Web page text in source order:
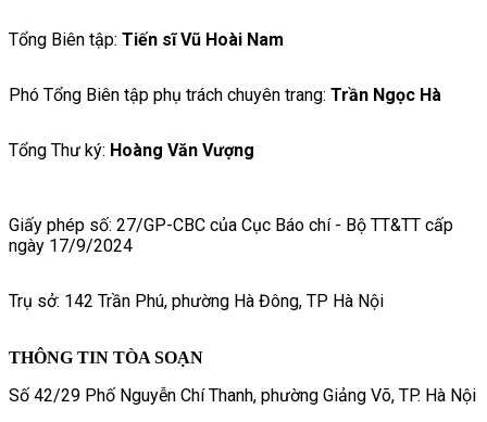
Tổng Biên tập: Tiến sĩ Vũ Hoài Nam
Phó Tổng Biên tập phụ trách chuyên trang: Trần Ngọc Hà
Tổng Thư ký: Hoàng Văn Vượng
Giấy phép số: 27/GP-CBC của Cục Báo chí - Bộ TT&TT cấp
ngày 17/9/2024
Trụ sở: 142 Trần Phú, phường Hà Đông, TP Hà Nội
THÔNG TIN TÒA SOẠN
Số 42/29 Phố Nguyễn Chí Thanh, phường Giảng Võ, TP. Hà Nội